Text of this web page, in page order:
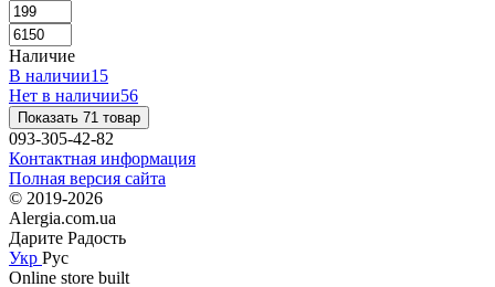
Наличие
В наличии15
Нет в наличии56
Показать 71 товар
093-305-42-82
Контактная информация
Полная версия сайта
© 2019-2026
Alergia.com.ua
Дарите Радость
Укр Рус
Online store built